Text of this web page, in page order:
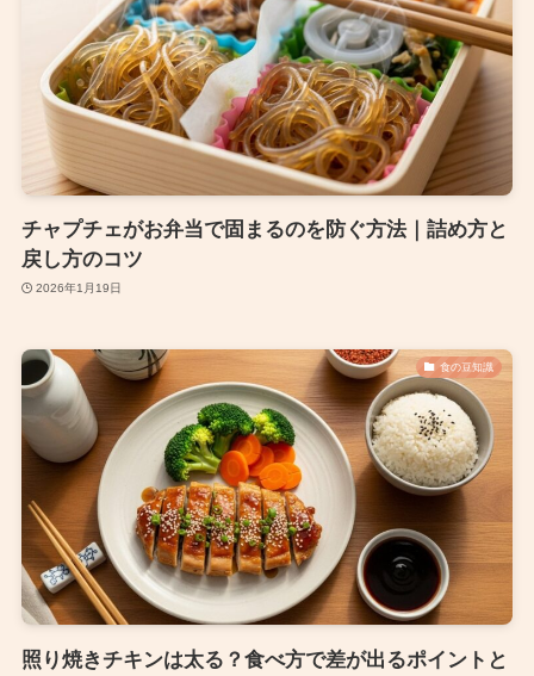
チャプチェがお弁当で固まるのを防ぐ方法｜詰め方と
戻し方のコツ
2026年1月19日
食の豆知識
照り焼きチキンは太る？食べ方で差が出るポイントと